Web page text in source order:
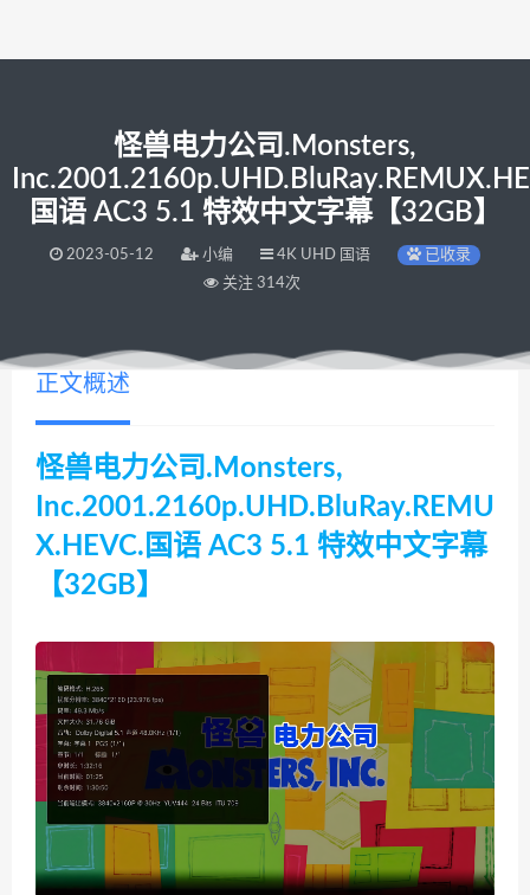
怪兽电力公司.Monsters,
国语 AC3 5.1 特效中文字幕【32GB】
2023-05-12 小编 4K UHD 国语
已收录
关注 314次
正文概述
怪兽电力公司.Monsters,
Inc.2001.2160p.UHD.BluRay.REMU
X.HEVC.国语 AC3 5.1 特效中文字幕
【32GB】